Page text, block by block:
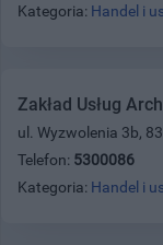
Kategoria: Handel i
Zakład Usług
ul. Wyzwolenia 3b,
Telefon: 5300086
Kategoria: Handel i